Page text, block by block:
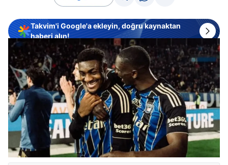
Takvim'i Google'a ekleyin, doğru kaynaktan
haberi alın!